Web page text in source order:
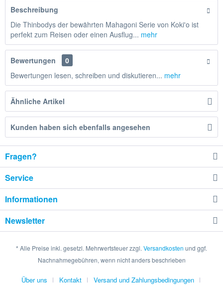
Beschreibung
Die Thinbodys der bewährten Mahagoni Serie von Koki'o ist
perfekt zum Reisen oder einen Ausflug... mehr
Bewertungen
0
Bewertungen lesen, schreiben und diskutieren... mehr
Ähnliche Artikel
Kunden haben sich ebenfalls angesehen
Fragen?
Service
Informationen
Newsletter
* Alle Preise inkl. gesetzl. Mehrwertsteuer zzgl. Versandkosten und ggf.
Nachnahmegebühren, wenn nicht anders beschrieben
Über uns Kontakt Versand und Zahlungsbedingungen